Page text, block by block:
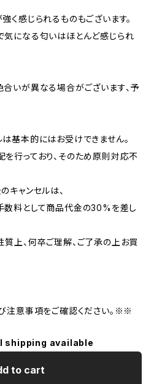
く感じられるものもございます。
になる匂いはほとんど感じられ
いが異なる場合がございます、予
基本的にはお受けできません。
行っており、そのため原則対応不
キャンセルは、
数料として商品代金の30%を差し
上、何卒ご理解、ご了承の上お買
意事項をご確認ください。※※
shipping available
to cart